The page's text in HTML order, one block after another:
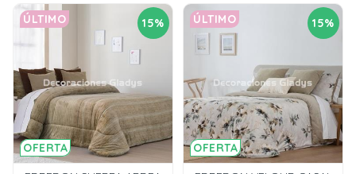
15%
OFERTA
ÚLTIMO 15%
OFERTA
ÚLTIMO